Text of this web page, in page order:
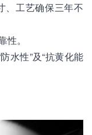
、工艺确保三年不
。
水性”及“抗黄化能